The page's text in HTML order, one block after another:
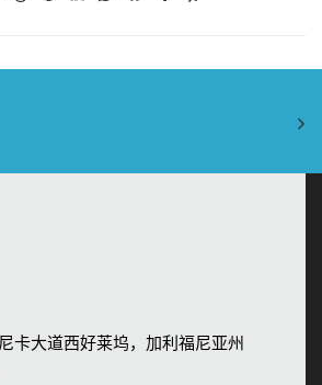
卡大道西好莱坞，加利福尼亚州